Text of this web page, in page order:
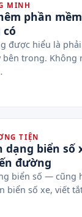
MINH
phần
có
được hiểu là
trong. Không
TIỆN
dạng biển số
đường
biển số — cũng
biển số xe, viết